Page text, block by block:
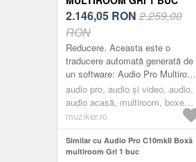
2.146,05 RON 2.259,00
RON
Reducere. Aceasta este o
traducere automată generată de
un software: Audio Pro Multiroom
cu AirPlay2 și ChromeCast.
Sunet în mai multe camere și
utilizare pe...
audio pro, audio și video, audio,
audio acasă, multiroom, boxe
multiroom, grey
muziker.ro
Similar cu Audio Pro C10mkII Boxă
multiroom Gri 1 buc